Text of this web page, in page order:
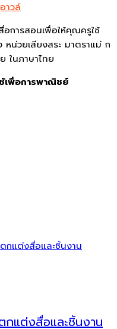
าวล์
อการสอนเพื่อให้คุณครูใช้
หน่วยเสียงสระ มาตราแม่ ก
ในภาษาไทย
เพื่อการพาณิชย์
กแต่งสื่อและชิ้นงาน